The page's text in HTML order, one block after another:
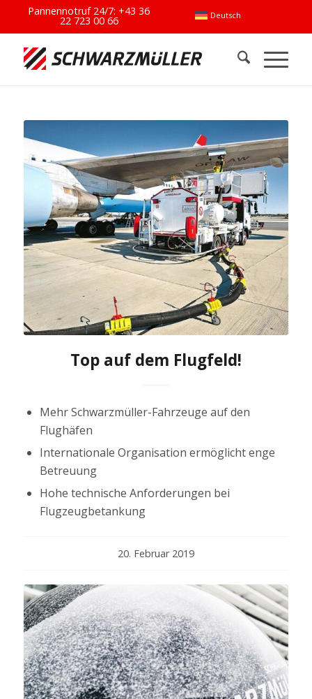
Deutsch
Pannennotruf 24/7:+43 36
22 723 00 66
Top auf dem Flugfeld!
Mehr Schwarzmüller-Fahrzeuge auf den
Flughäfen
Internationale Organisation ermöglicht enge
Betreuung
Hohe technische Anforderungen bei
Flugzeugbetankung
20. Februar 2019